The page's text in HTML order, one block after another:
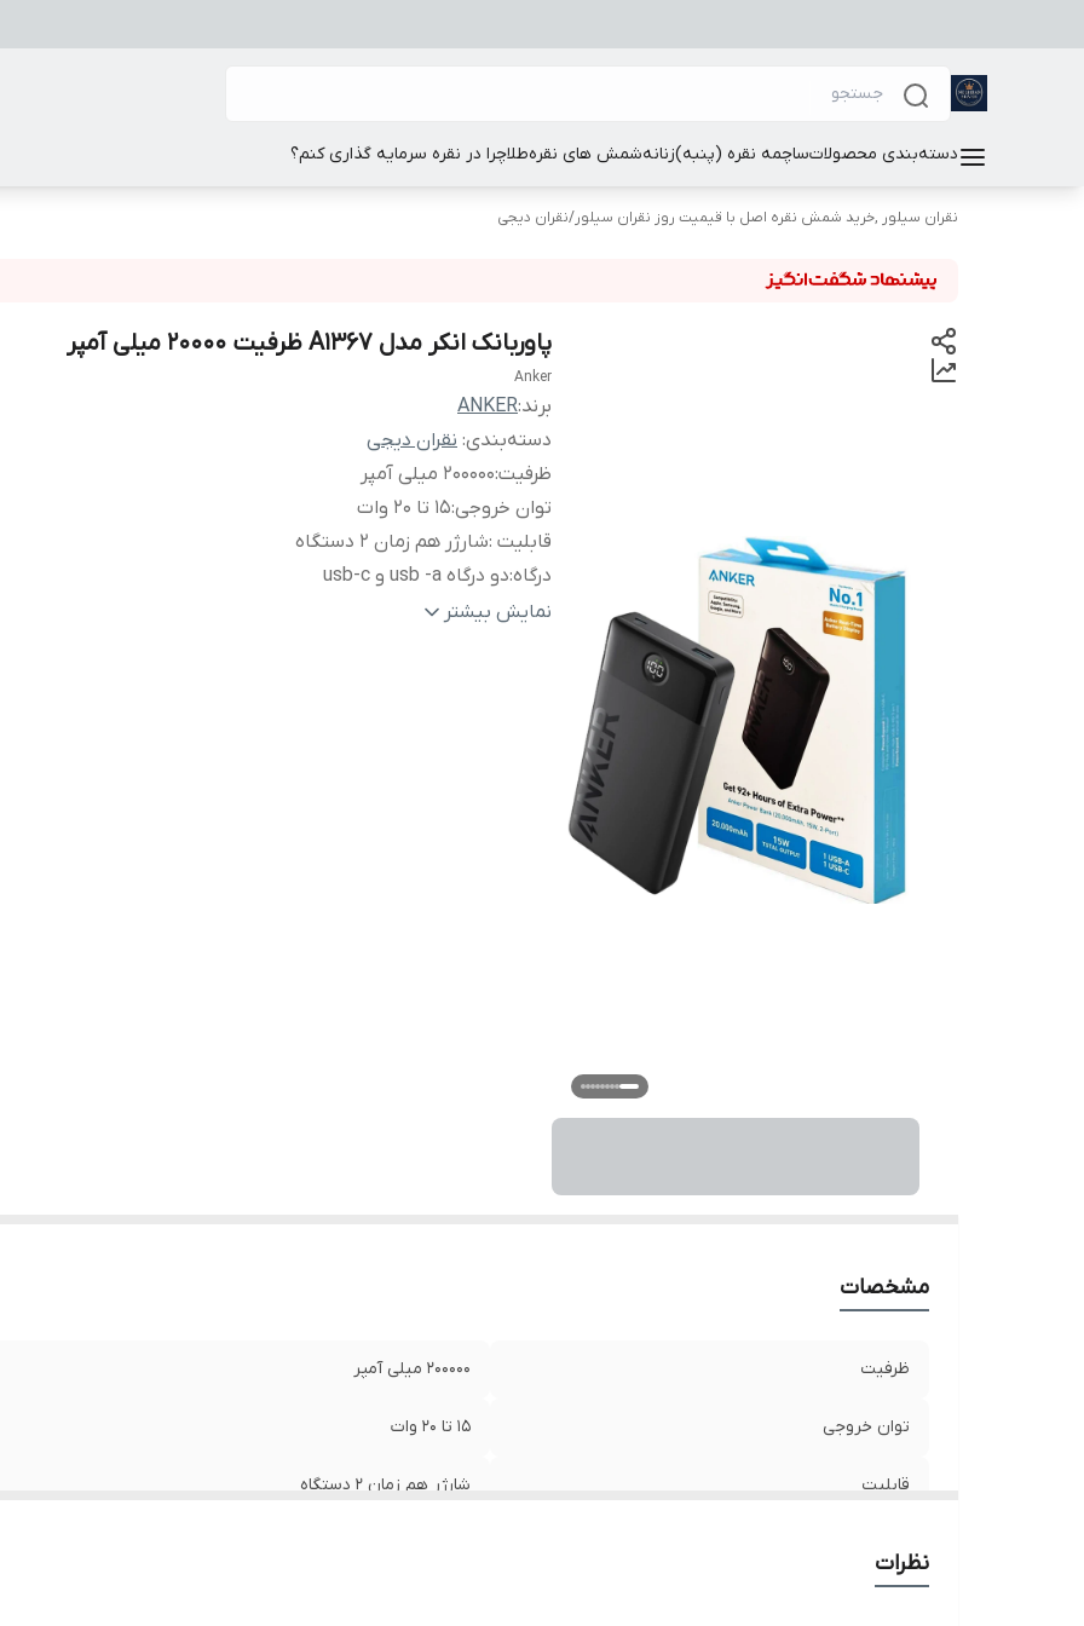
دسته‌بندی محصولاتساچمه نقره (پنبه)زنانهشمش های نقرهطلاچرا در نقره سرمایه گذاری کنم؟
نقران سیلور ,خرید شمش نقره اصل با قیمیت روز نقران سیلور/نقران دیجی
پاوربانک انکر مدل A1367 ظرفیت 20000 میلی آمپر
Anker
برند:ANKER
دسته‌بندی: نقران دیجی
ظرفیت:200000 میلی آمپر
توان خروجی:15 تا 20 وات
قابلیت :شارژر هم زمان 2 دستگاه
درگاه:دو درگاه usb -a و usb-c
فناوری :
Trickle-chargingنمایش بیشتر
مشخصات
ظرفیت 200000 میلی آمپر
توان خروجی 15 تا 20 وات
قابلیت شارژر هم زمان 2 دستگاه
نظرات